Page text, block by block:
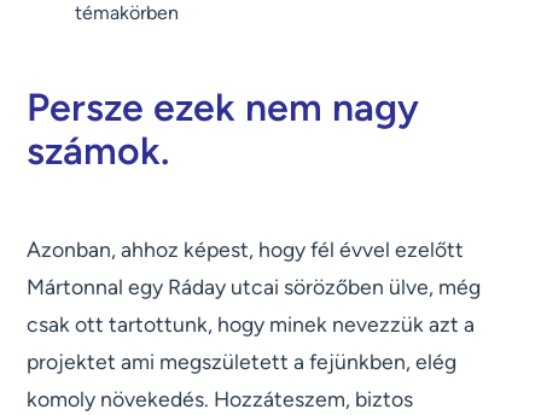
témakörben
Persze ezek nem nagy
számok.
Azonban, ahhoz képest, hogy fél évvel ezelőtt
Mártonnal egy Ráday utcai sörözőben ülve, még
csak ott tartottunk, hogy minek nevezzük azt a
projektet ami megszületett a fejünkben, elég
komoly növekedés. Hozzáteszem, biztos